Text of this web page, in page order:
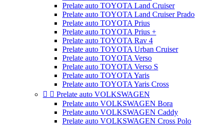
Prelate auto TOYOTA Land Cruiser
Prelate auto TOYOTA Land Cruiser Prado
Prelate auto TOYOTA Prius
Prelate auto TOYOTA Prius +
Prelate auto TOYOTA Rav 4
Prelate auto TOYOTA Urban Cruiser
Prelate auto TOYOTA Verso
Prelate auto TOYOTA Verso S
Prelate auto TOYOTA Yaris
Prelate auto TOYOTA Yaris Cross
  Prelate auto VOLKSWAGEN
Prelate auto VOLKSWAGEN Bora
Prelate auto VOLKSWAGEN Caddy
Prelate auto VOLKSWAGEN Cross Polo